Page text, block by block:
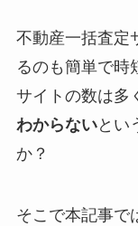
不動産一括査定
るのも簡単で時
サイトの数は多
わからないとい
か？
そこで本記事で